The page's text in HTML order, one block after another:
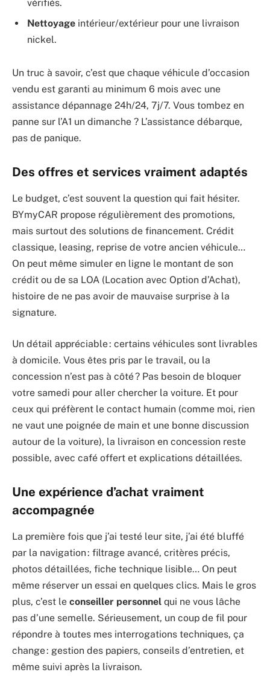
vérifiés.
Nettoyage intérieur/extérieur pour une livraison
nickel.
Un truc à savoir, c’est que chaque véhicule d’occasion
vendu est garanti au minimum 6 mois avec une
assistance dépannage 24h/24, 7j/7. Vous tombez en
panne sur l’A1 un dimanche ? L’assistance débarque,
pas de panique.
Des offres et services vraiment adaptés
Le budget, c’est souvent la question qui fait hésiter.
BYmyCAR propose régulièrement des promotions,
mais surtout des solutions de financement. Crédit
classique, leasing, reprise de votre ancien véhicule…
On peut même simuler en ligne le montant de son
crédit ou de sa LOA (Location avec Option d’Achat),
histoire de ne pas avoir de mauvaise surprise à la
signature.
Un détail appréciable : certains véhicules sont livrables
à domicile. Vous êtes pris par le travail, ou la
concession n’est pas à côté ? Pas besoin de bloquer
votre samedi pour aller chercher la voiture. Et pour
ceux qui préfèrent le contact humain (comme moi, rien
ne vaut une poignée de main et une bonne discussion
autour de la voiture), la livraison en concession reste
possible, avec café offert et explications détaillées.
Une expérience d’achat vraiment
accompagnée
La première fois que j’ai testé leur site, j’ai été bluffé
par la navigation : filtrage avancé, critères précis,
photos détaillées, fiche technique lisible… On peut
même réserver un essai en quelques clics. Mais le gros
plus, c’est le conseiller personnel qui ne vous lâche
pas d’une semelle. Sérieusement, un coup de fil pour
répondre à toutes mes interrogations techniques, ça
change : gestion des papiers, conseils d’entretien, et
même suivi après la livraison.